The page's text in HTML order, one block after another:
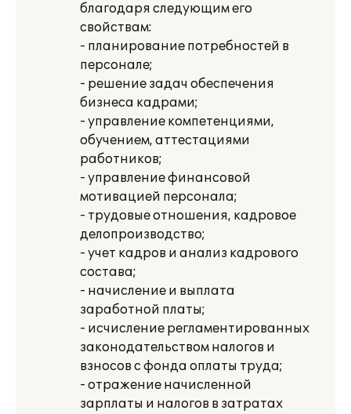
благодаря следующим его
свойствам:
- планирование потребностей в
персонале;
- решение задач обеспечения
бизнеса кадрами;
- управление компетенциями,
обучением, аттестациями
работников;
- управление финансовой
мотивацией персонала;
- трудовые отношения, кадровое
делопроизводство;
- учет кадров и анализ кадрового
состава;
- начисление и выплата
заработной платы;
- исчисление регламентированных
законодательством налогов и
взносов с фонда оплаты труда;
- отражение начисленной
зарплаты и налогов в затратах